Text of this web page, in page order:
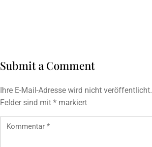
Submit a Comment
Ihre E-Mail-Adresse wird nicht veröffentlicht.
Felder sind mit * markiert